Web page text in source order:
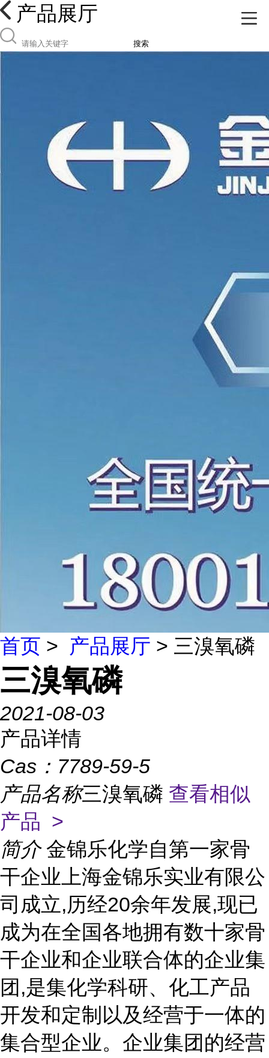
产品展厅
搜索
首页 > 产品展厅 > 三溴氧磷
三溴氧磷
2021-08-03
产品详情
Cas： 7789-59-5
产品名称三溴氧磷 查看相似
产品 >
简介 金锦乐化学自第一家骨
干企业上海金锦乐实业有限公
司成立,历经20余年发展,现已
成为在全国各地拥有数十家骨
干企业和企业联合体的企业集
团,是集化学科研、化工产品
开发和定制以及经营于一体的
集合型企业。企业集团的经营